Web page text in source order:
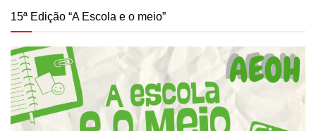
15ª Edição “A Escola e o meio”